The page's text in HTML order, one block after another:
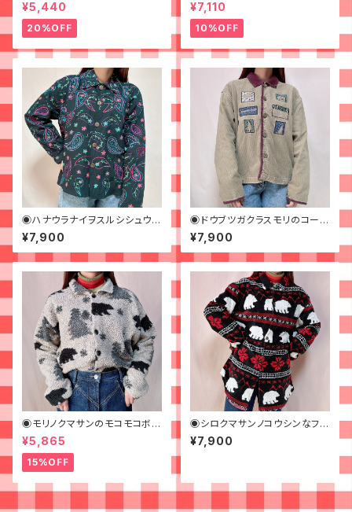
¥5,440
20%OFF
¥7,110
10%OFF
◉ハナウラナイヲスルシシュウの
カラフルジャケット◉
¥7,900
◉ドウブツガクラスモリのコーデ
ュロイジャケット◉
¥7,900
◉モリノクマサンのモコモコボア
アウター◉古着
¥5,865
15%OFF
◉シロクマサンノコウシンなフワ
フワフリース◉古着
¥7,900